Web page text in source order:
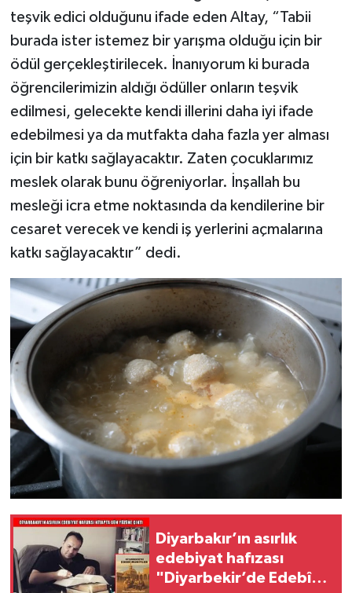
teşvik edici olduğunu ifade eden Altay, “Tabii
burada ister istemez bir yarışma olduğu için bir
ödül gerçekleştirilecek. İnanıyorum ki burada
öğrencilerimizin aldığı ödüller onların teşvik
edilmesi, gelecekte kendi illerini daha iyi ifade
edebilmesi ya da mutfakta daha fazla yer alması
için bir katkı sağlayacaktır. Zaten çocuklarımız
meslek olarak bunu öğreniyorlar. İnşallah bu
mesleği icra etme noktasında da kendilerine bir
cesaret verecek ve kendi iş yerlerini açmalarına
katkı sağlayacaktır” dedi.
Diyarbakır’ın asırlık
edebiyat hafızası
"Diyarbekir’de Edebî